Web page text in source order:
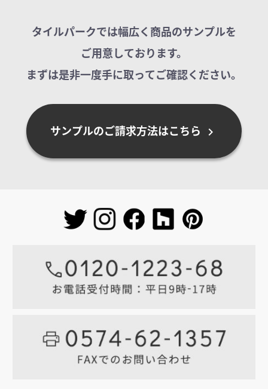
タイルパークでは幅広く商品のサンプルを
ご用意しております。
まずは是非一度手に取ってご確認ください。
サンプルのご請求方法はこちら chevron_right